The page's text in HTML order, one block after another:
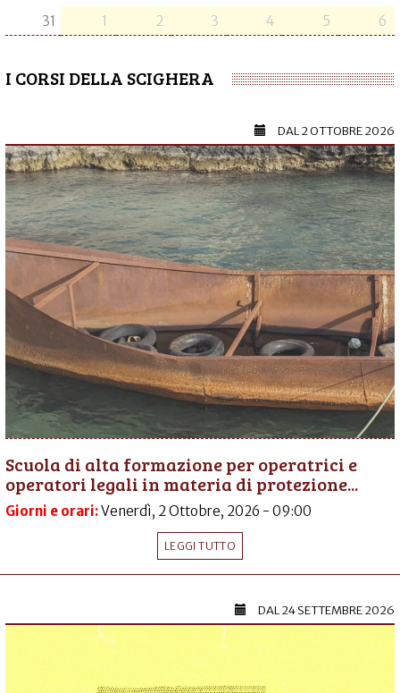
31
1 2 3 4 5 6
I CORSI DELLA SCIGHERA
DAL2 OTTOBRE 2026
Scuola di alta formazione per operatrici e
operatori legali in materia di protezione...
Giorni e orari:Venerdì, 2 Ottobre, 2026 - 09:00
LEGGI TUTTO
DAL24 SETTEMBRE 2026